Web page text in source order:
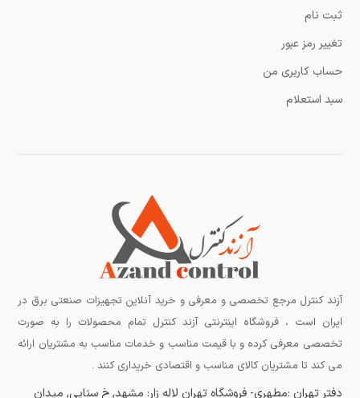
ثبت نام
تغییر رمز عبور
حساب کاربری من
سبد استعلام
آزند کنترل مرجع تخصصی و معرفی و خرید آنلاین تجهیزات صنعتی برق در
ایران است ، فروشگاه اینترنتی آزند کنترل تمام محصولات را به صورت
تخصصی معرفی کرده و با قیمت مناسب و خدمات مناسب به مشتریان ارائه
می کند تا مشتریان کالای مناسب و اقتصادی خریداری کنند .
دفتر تهران :مطهری- فروشگاه تهران لاله زار: مشهد, خ سنایی, میدان